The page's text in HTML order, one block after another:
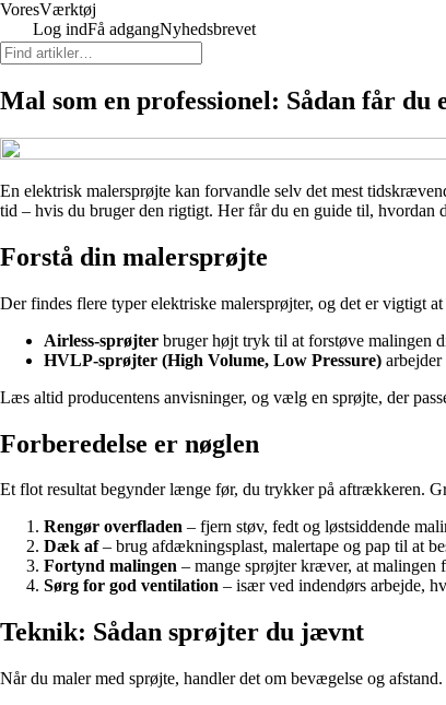
VoresVærktøj
Log indFå adgangNyhedsbrevet
Mal som en professionel: Sådan får
En elektrisk malersprøjte kan forvandle selv det mest
tid – hvis du bruger den rigtigt. Her får du en guide til, hvordan
Forstå din malersprøjte
Der findes flere typer elektriske malersprøjter, og det er vigtigt
Airless-sprøjter bruger højt tryk til at forstøve malingen
HVLP-sprøjter (High Volume, Low Pressure)
Læs altid producentens anvisninger, og vælg en sprøjte, der
Forberedelse er nøglen
Et flot resultat begynder længe før, du trykker på aftrækkeren.
Rengør overfladen – fjern støv, fedt og løstsiddende
Dæk af– brug afdækningsplast, malertape og pap til at
Fortynd malingen – mange sprøjter kræver, at malingen
Sørg for god ventilation – især ved indendørs arbejde,
Teknik: Sådan sprøjter du jævnt
Når du maler med sprøjte, handler det om bevægelse og